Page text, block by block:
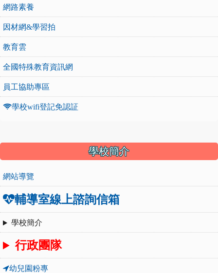
網路素養
因材網&學習拍
教育雲
全國特殊教育資訊網
員工協助專區
學校wifi登記免認証
學校簡介
網站導覽
輔導室線上諮詢信箱
學校簡介
行政團隊
幼兒園粉專